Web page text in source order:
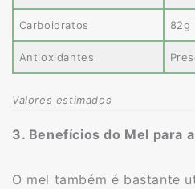
Carboidratos 82g
Antioxidantes
Valores estimados
3. Benefícios do Mel para
O mel também é bastante